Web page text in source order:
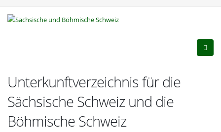
Unterkunftverzeichnis für die
Sächsische Schweiz und die
Böhmische Schweiz